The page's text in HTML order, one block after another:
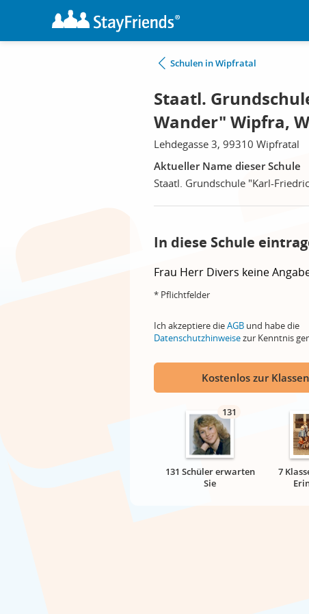
Schulen in Wipfratal
Staatl.
Wander" Wipfra,
Lehdegasse 3, 99310 Wipfratal
Aktueller Name dieser Schule
Staatl. Grundschule "Karl-
In diese Schule
Frau Herr Divers keine
* Pflichtfelder
Ich akzeptiere dieAGB und habe die
Datenschutzhinweisezur Kenntnis
Kostenlos zur
131
131 Schüler erwarten
Sie
7